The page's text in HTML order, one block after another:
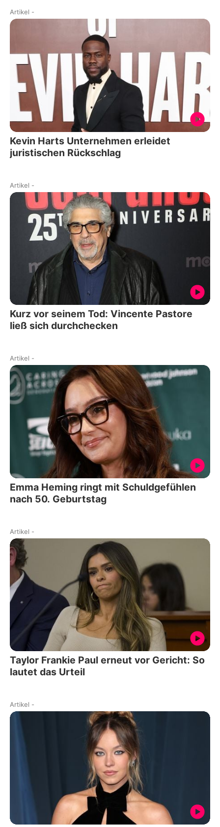
Artikel -
Kevin Harts Unternehmen erleidet
juristischen Rückschlag
Artikel -
Kurz vor seinem Tod: Vincente Pastore
ließ sich durchchecken
Artikel -
Emma Heming ringt mit Schuldgefühlen
nach 50. Geburtstag
Artikel -
Taylor Frankie Paul erneut vor Gericht: So
lautet das Urteil
Artikel -